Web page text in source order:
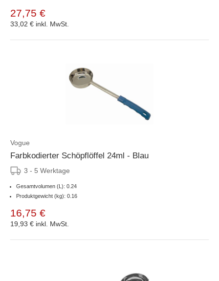
27,75 €
33,02 € inkl. MwSt.
Vogue
Farbkodierter Schöpflöffel 24ml - Blau
3 - 5 Werktage
Gesamtvolumen (L): 0.24
Produktgewicht (kg): 0.16
16,75 €
19,93 € inkl. MwSt.